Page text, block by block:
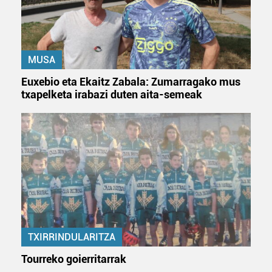
baliatzen gara. Ohar hau onartuz gero, teknologia hori
erabiltzeko baimen esplizitua ematen diguzu.Gehiago
irakurri
MUSA
Euxebio eta Ekaitz Zabala: Zumarragako mus
txapelketa irabazi duten aita-semeak
TXIRRINDULARITZA
Tourreko goierritarrak